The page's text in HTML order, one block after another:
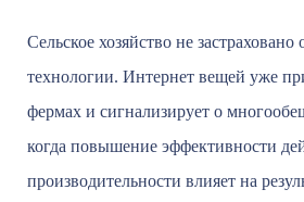
Сельское хозяйство не застраховано
технологии. Интернет вещей уже
фермах и сигнализирует о
когда повышение эффективности
производительности влияет на